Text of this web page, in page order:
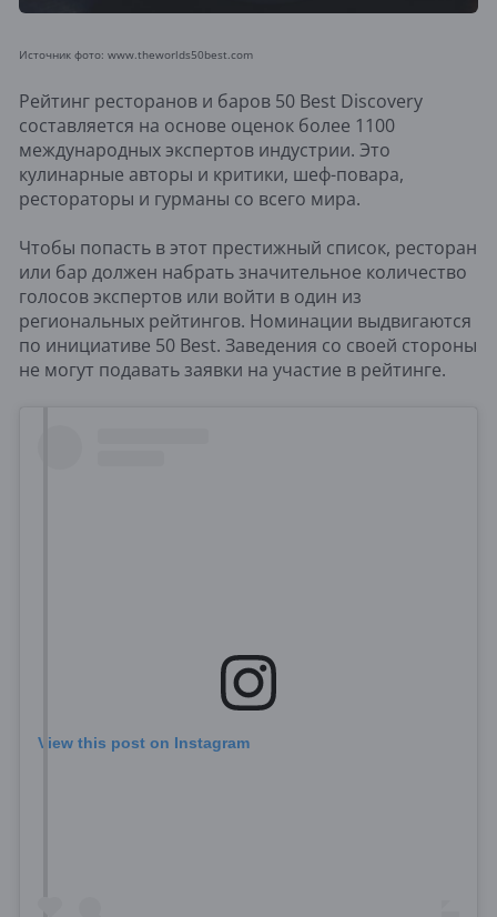
Источник фото: www.theworlds50best.com
Рейтинг ресторанов и баров 50 Best Discovery
составляется на основе оценок более 1100
международных экспертов индустрии. Это
кулинарные авторы и критики, шеф-повара,
рестораторы и гурманы со всего мира.
Чтобы попасть в этот престижный список, ресторан
или бар должен набрать значительное количество
голосов экспертов или войти в один из
региональных рейтингов. Номинации выдвигаются
по инициативе 50 Best. Заведения со своей стороны
не могут подавать заявки на участие в рейтинге.
View this post on Instagram